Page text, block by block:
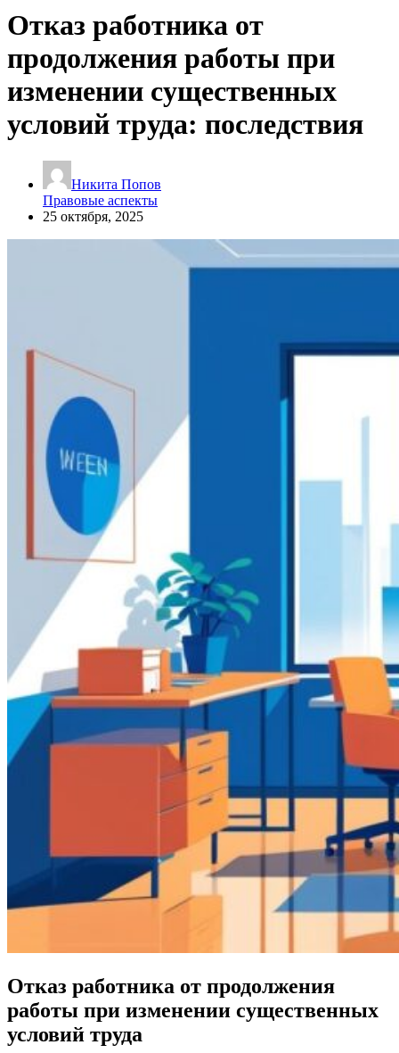
Отказ работника от
продолжения работы при
изменении существенных
условий труда: последствия
Никита Попов
Правовые аспекты
25 октября, 2025
Отказ работника от продолжения
работы при изменении существенных
условий труда